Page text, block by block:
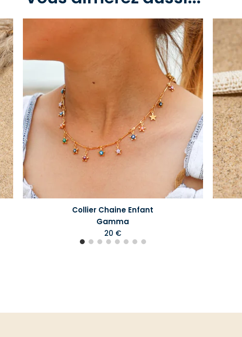
Collier Chaine Enfant
Gamma
20 €